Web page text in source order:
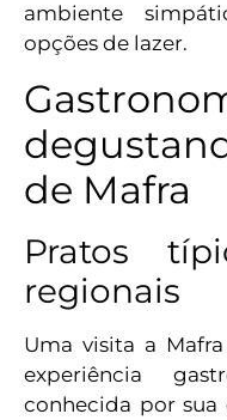
ambiente
opções de lazer.
de Mafra
Pratos
regionais
Uma visita a
experiência
conhecida por